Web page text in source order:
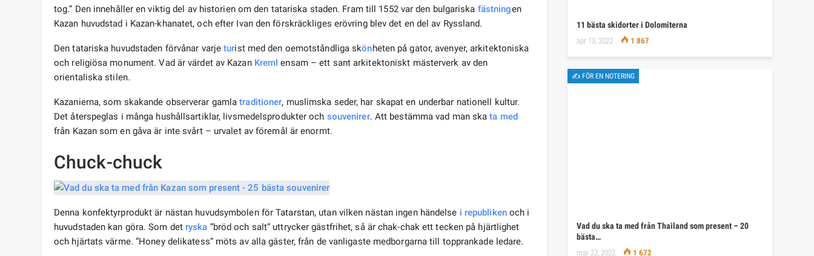
tog.” Den innehåller en viktig del av historien om den tatariska staden. Fram till 1552 var den bulgariska fästningen
Kazan huvudstad i Kazan-khanatet, och efter Ivan den förskräckliges erövring blev det en del av Ryssland.
Den tatariska huvudstaden förvånar varjeturist med den oemotståndliga skönheten på gator, avenyer, arkitektoniska
och religiösa monument. Vad är värdet av Kazan Kreml ensam – ett sant arkitektoniskt mästerverk av den
orientaliska stilen.
Kazanierna, som skakande observerar gamlatraditioner, muslimska seder, har skapat en underbar nationell kultur.
Det återspeglas i många hushållsartiklar, livsmedelsprodukter och souvenirer. Att bestämma vad man skata med
från Kazan som en gåva är inte svårt – urvalet av föremål är enormt.
Chuck-chuck
Denna konfektyrprodukt är nästan huvudsymbolen för Tatarstan, utan vilken nästan ingen händelse i republikenoch i
huvudstaden kan göra. Som det ryska ”bröd och salt” uttrycker gästfrihet, så är chak-chak ett tecken på hjärtlighet
och hjärtats värme. ”Honey delikatess” möts av alla gäster, från de vanligaste medborgarna till topprankade ledare.
11 bästa skidorter i Dolomiterna
apr 13, 2022 1 867
✍ FÖR EN NOTERING
Vad du ska ta med från Thailand som present – 20
bästa…
mar 22, 2022 1 672